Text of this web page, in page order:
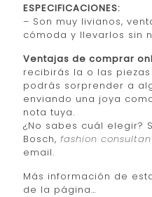
ESPECIFICACIONES:
– Son muy livianos,
cómoda y llevarlos sin
Ventajas de comprar
recibirás la o las
podrás sorprender a
enviando una joya
nota tuya.
¿No sabes cuál elegir?
Bosch, fashion
email.
Más información de
de la página…